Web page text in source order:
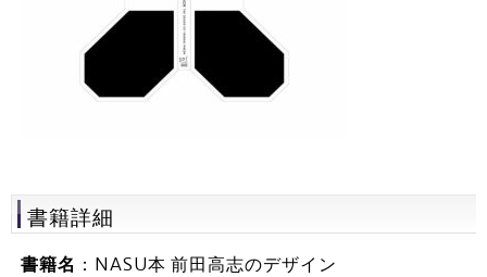
書籍詳細
書籍名 ：NASU本 前田高志のデザイン